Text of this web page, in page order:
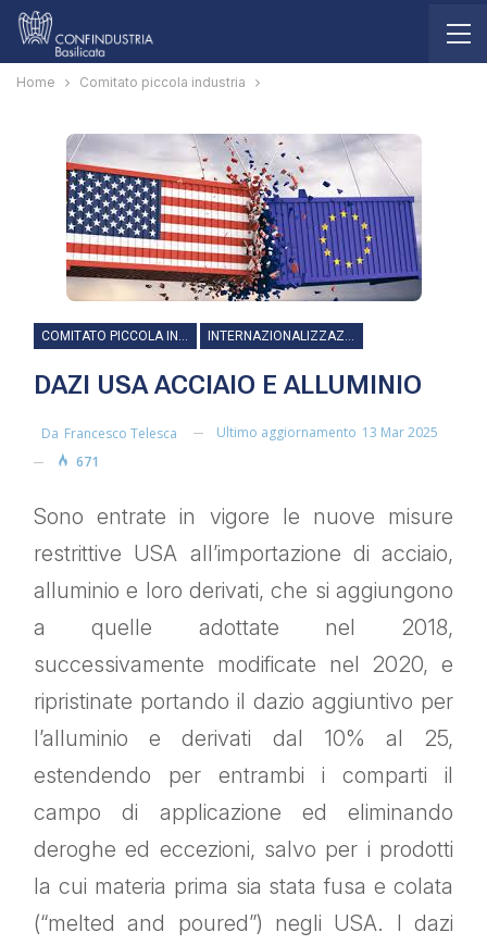
Home Comitato piccola industria
COMITATO PICCOLA INDUSTRIA INTERNAZIONALIZZAZIONE
DAZI USA ACCIAIO E ALLUMINIO
Da Francesco Telesca Ultimo aggiornamento 13 Mar 2025
671
Sono entrate in vigore le nuove misure
restrittive USA all’importazione di acciaio,
alluminio e loro derivati, che si aggiungono
a quelle adottate nel 2018,
successivamente modificate nel 2020, e
ripristinate portando il dazio aggiuntivo per
l’alluminio e derivati dal 10% al 25,
estendendo per entrambi i comparti il
campo di applicazione ed eliminando
deroghe ed eccezioni, salvo per i prodotti
la cui materia prima sia stata fusa e colata
(“melted and poured”) negli USA. I dazi